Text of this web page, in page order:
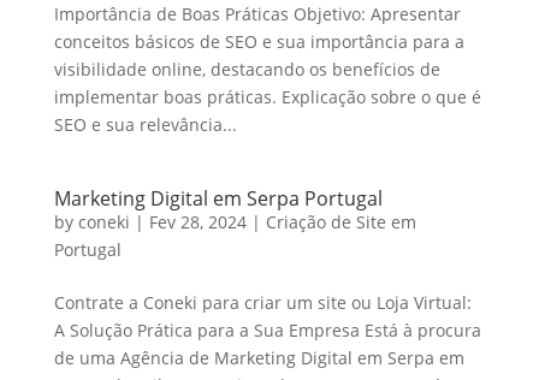
Importância de Boas Práticas Objetivo: Apresentar
conceitos básicos de SEO e sua importância para a
visibilidade online, destacando os benefícios de
implementar boas práticas. Explicação sobre o que é
SEO e sua relevância...
Marketing Digital em Serpa Portugal
by coneki | Fev 28, 2024| Criação de Site em
Portugal
Contrate a Coneki para criar um site ou Loja Virtual:
A Solução Prática para a Sua Empresa Está à procura
de uma Agência de Marketing Digital em Serpa em